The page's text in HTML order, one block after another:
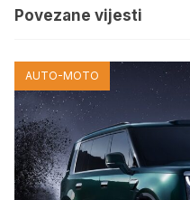
Povezane vijesti
AUTO-MOTO